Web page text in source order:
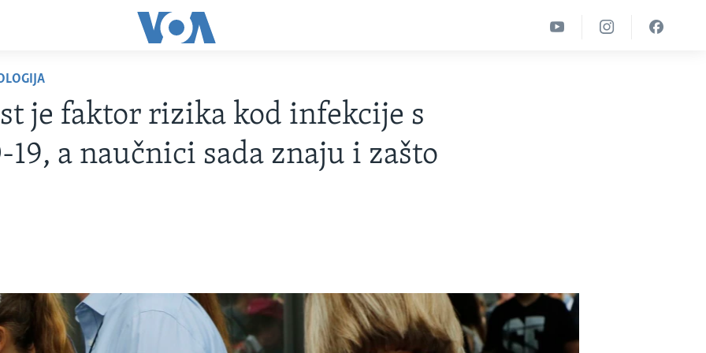
je faktor rizika kod infekcije s
19, a naučnici sada znaju i zašto